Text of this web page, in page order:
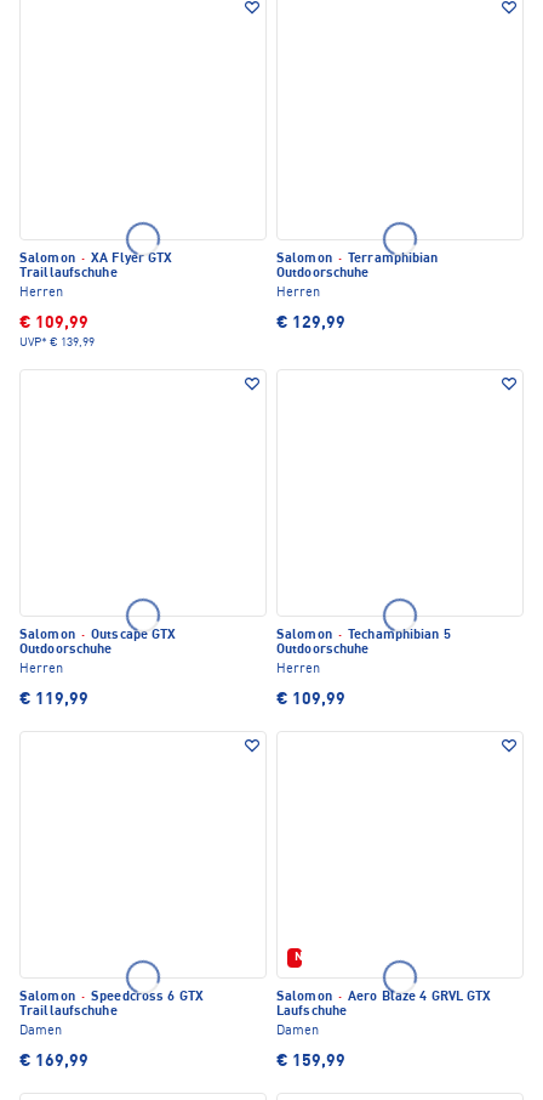
Salomon · XA Flyer GTX
Traillaufschuhe
Herren
€ 109,99
UVP* € 139,99
Salomon ·
Terramphibian
Outdoorschuhe
Herren
€ 129,99
Salomon · Outscape GTX
Outdoorschuhe
Herren
€ 119,99
Salomon ·
Techamphibian 5
Outdoorschuhe
Herren
€ 109,99
Salomon · Speedcross 6 GTX
Traillaufschuhe
Damen
€ 169,99
Neu
Salomon · Aero Blaze 4 GRVL GTX
Laufschuhe
Damen
€ 159,99